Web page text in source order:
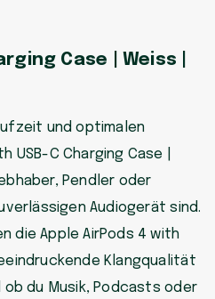
Case | Weiss |
und optimalen
C Charging Case |
Pendler oder
Audiogerät sind.
die Apple AirPods 4 with
Klangqualität
ob du Musik, Podcasts oder